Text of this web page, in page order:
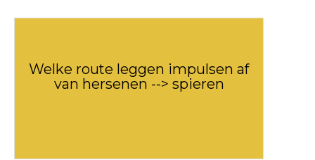
Welke route leggen impulsen af
van hersenen --> spieren